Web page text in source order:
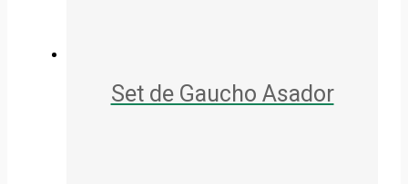
Set de Gaucho Asador